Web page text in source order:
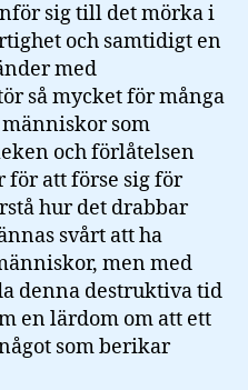
sig till det mörka i
och samtidigt en
med
så mycket för många
som
och förlåtelsen
för att förse sig för
hur det drabbar
svårt att ha
men med
denna destruktiva tid
en lärdom om att ett
som berikar